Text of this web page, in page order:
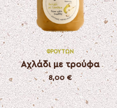
ΦΡΟΎΤΩΝ
Αχλάδι με τρούφα
8,00€